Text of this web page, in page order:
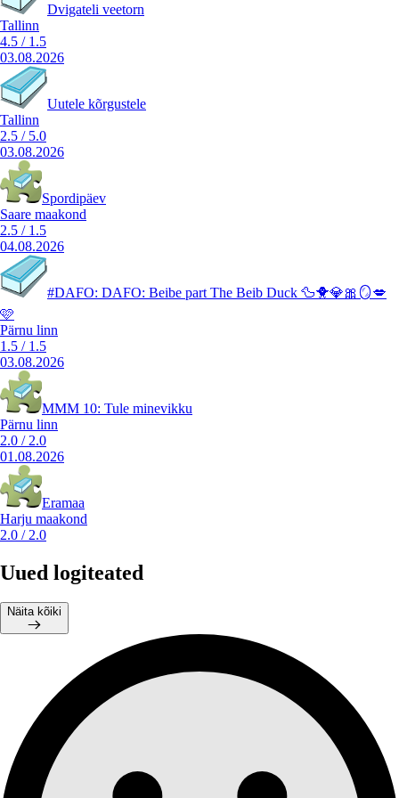
Dvigateli veetorn
Tallinn
4.5 / 1.5
03.08.2026
Uutele kõrgustele
Tallinn
2.5 / 5.0
03.08.2026
Spordipäev
Saare maakond
2.5 / 1.5
04.08.2026
#DAFO: DAFO: Beibe part The Beib Duck 🦆🐥💎🎀🪞💋
🩷
Pärnu linn
1.5 / 1.5
03.08.2026
MMM 10: Tule minevikku
Pärnu linn
2.0 / 2.0
01.08.2026
Eramaa
Harju maakond
2.0 / 2.0
Uued logiteated
Näita kõiki